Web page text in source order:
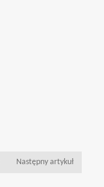
Następny artykuł